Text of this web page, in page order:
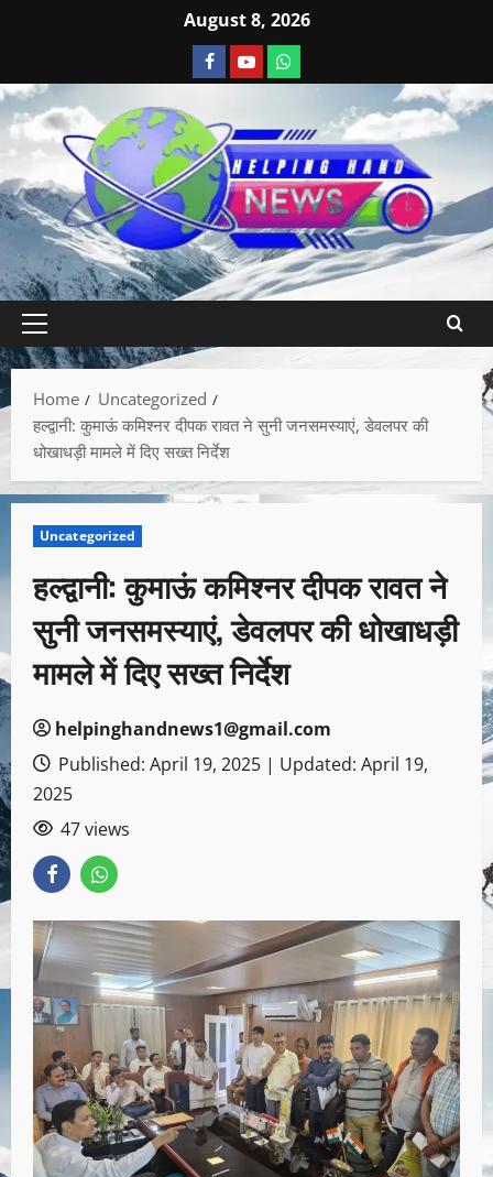
August 8, 2026
Home
Uncategorized
हल्द्वानी: कुमाऊं कमिश्नर दीपक रावत ने सुनी जनसमस्याएं, डेवलपर की
धोखाधड़ी मामले में दिए सख्त निर्देश
Uncategorized
हल्द्वानी: कुमाऊं कमिश्नर दीपक रावत ने
सुनी जनसमस्याएं, डेवलपर की धोखाधड़ी
मामले में दिए सख्त निर्देश
helpinghandnews1@gmail.com
Published: April 19, 2025 | Updated: April 19,
2025
47 views